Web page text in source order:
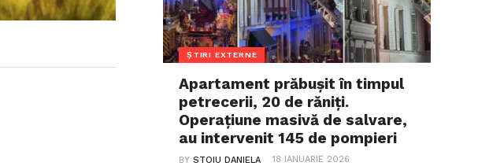
ȘTIRI EXTERNE
Apartament prăbușit în timpul
petrecerii, 20 de răniți.
Operațiune masivă de salvare,
au intervenit 145 de pompieri
BYSTOIU DANIELA 18 IANUARIE 2026